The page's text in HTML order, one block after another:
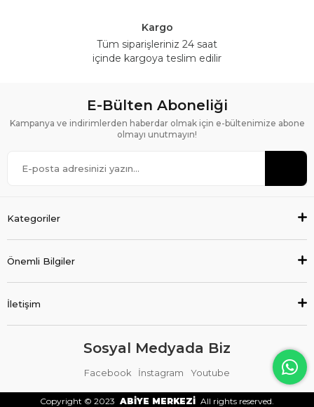
Kargo
Tüm siparişleriniz 24 saat
içinde kargoya teslim edilir
E-Bülten Aboneliği
Kampanya ve indirimlerden haberdar olmak için e-bültenimize abone
olmayı unutmayın!
Kategoriler
Önemli Bilgiler
İletişim
Sosyal Medyada Biz
Facebook İnstagram Youtube
Copyright © 2023 ABİYE MERKEZİ All rights reserved.